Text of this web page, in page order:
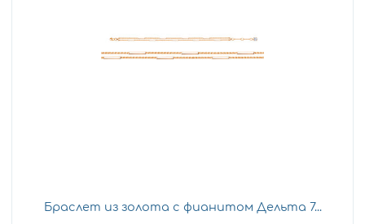
Браслет из золота с фианитом Дельта 7...